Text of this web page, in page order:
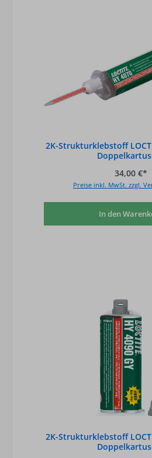
2K-Strukturklebstoff
34,00 €*
Preise inkl. MwSt. zzgl.
In den
2K-Strukturklebstoff